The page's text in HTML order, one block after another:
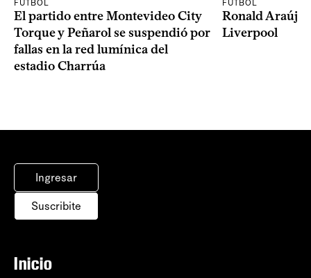
FÚTBOL
El partido entre Montevideo City
Torque y Peñarol se suspendió por
fallas en la red lumínica del
estadio Charrúa
FÚTBOL
Ronald Araújo
Liverpool
Ingresar
Suscribite
Inicio